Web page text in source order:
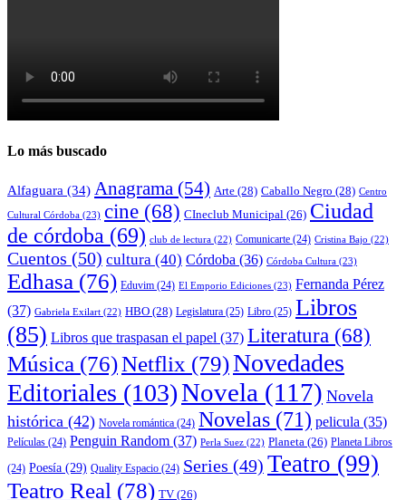
Lo más buscado
Alfaguara (34) Anagrama (54) Arte (28) Caballo Negro (28) Centro
Cultural Córdoba (23) cine (68) CIneclub Municipal (26) Ciudad
de córdoba (69) club de lectura (22) Comunicarte (24) Cristina Bajo (22)
Cuentos (50) cultura (40) Córdoba (36) Córdoba Cultura (23)
Edhasa (76) Eduvim (24) El Emporio Ediciones (23) Fernanda Pérez
(37) Gabriela Exilart (22) HBO (28) Legislatura (25) Libro (25) Libros
(85) Libros que traspasan el papel (37) Literatura (68)
Música (76)Netflix (79)Novedades
Editoriales (103)Novela (117) Novela
histórica (42) Novela romántica (24) Novelas (71) pelicula (35)
Películas (24) Penguin Random (37) Perla Suez (22) Planeta (26) Planeta Libros
(24) Poesía (29) Quality Espacio (24) Series (49) Teatro (99)
Teatro Real (78) TV (26)